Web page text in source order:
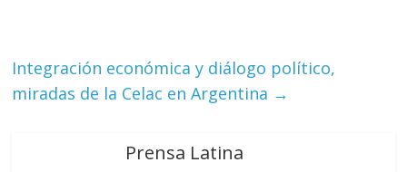
Integración económica y diálogo político,
miradas de la Celac en Argentina →
Prensa Latina